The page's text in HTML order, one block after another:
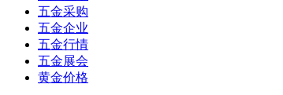
五金采购
五金企业
五金行情
五金展会
黄金价格